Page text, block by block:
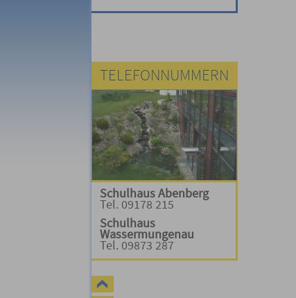
TELEFONNUMMERN
Schulhaus Abenberg
Tel. 09178 215
Schulhaus
Wassermungenau
Tel. 09873 287